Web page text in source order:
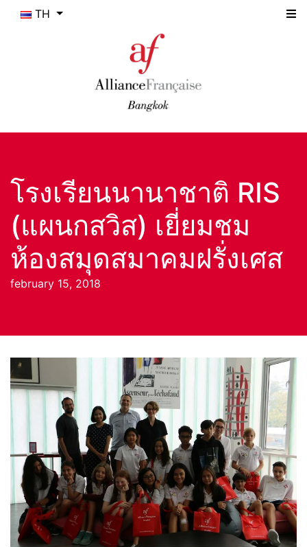
TH
โรงเรียนนานาชาติ RIS
(แผนกสวิส) เยี่ยมชม
ห้องสมุดสมาคมฝรั่งเศส
february 15, 2018